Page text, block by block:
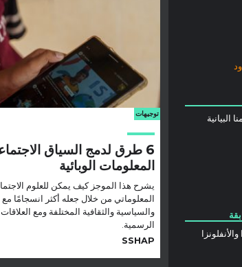
البيانية
توجيهات
6 طرق لدمج السياق
المعلومات الوبائية
يشرح هذا الموجز كيف يمكن للعلوم
المعلوماتي من خلال جعله أكثر انسجامًا مع
والسياسية والثقافية المختلفة ومع
الرسمية.
SSHAP